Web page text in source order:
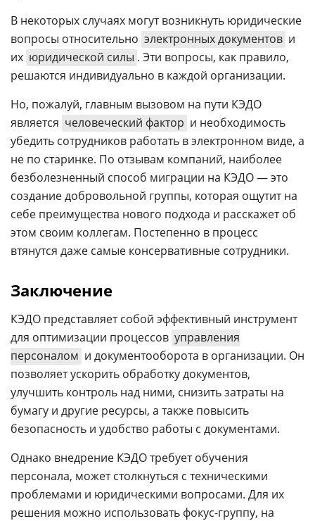
В некоторых случаях могут возникнуть юридические
вопросы относительно электронных документов и
их юридической силы . Эти вопросы, как правило,
решаются индивидуально в каждой организации.
Но, пожалуй, главным вызовом на пути КЭДО
является человеческий фактор и необходимость
убедить сотрудников работать в электронном виде, а
не по старинке. По отзывам компаний, наиболее
безболезненный способ миграции на КЭДО — это
создание добровольной группы, которая ощутит на
себе преимущества нового подхода и расскажет об
этом своим коллегам. Постепенно в процесс
втянутся даже самые консервативные сотрудники.
Заключение
КЭДО представляет собой эффективный инструмент
для оптимизации процессов управления
персоналом и документооборота в организации. Он
позволяет ускорить обработку документов,
улучшить контроль над ними, снизить затраты на
бумагу и другие ресурсы, а также повысить
безопасность и удобство работы с документами.
Однако внедрение КЭДО требует обучения
персонала, может столкнуться с техническими
проблемами и юридическими вопросами. Для их
решения можно использовать фокус-группу, на